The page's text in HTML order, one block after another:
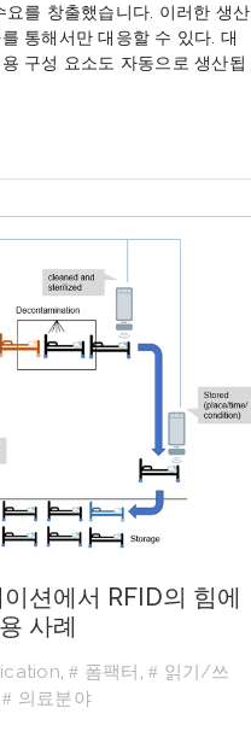
요를 창출했습니다 이러한 생산
통해서만 대응할 수 있다 대
구성 요소도 자동으로 생산됩
션에서 RFID의 힘에
사례
, 폼팩터 ,
읽기/쓰
의료분야